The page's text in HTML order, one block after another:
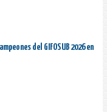
del GIFOSUB 2026 en